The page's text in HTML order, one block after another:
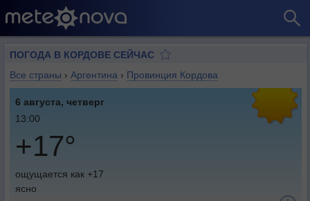
ПОГОДА В КОРДОВЕ СЕЙЧАС
Все страны › Аргентина › Провинция Кордова
6 августа, четверг
13:00
+17°
ощущается как +17
ясно